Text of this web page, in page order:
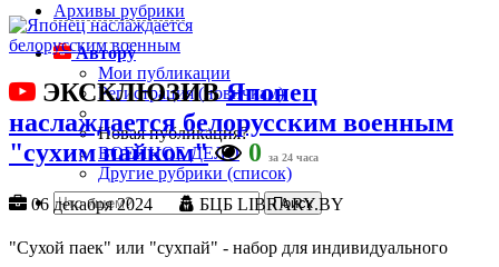
Архивы рубрики
Автору
Мои публикации
Регистрация (новичкам)
Новая публикация?
ВОЕННОЕ ДЕЛО
Другие рубрики (список)
ЭКСКЛЮЗИВ Японец
наслаждается белорусским военным
"сухим пайком"
0 за 24 часа
06 декабря 2024 БЦБ LIBRARY.BY
"Сухой паек" или "сухпай" - набор для индивидуального